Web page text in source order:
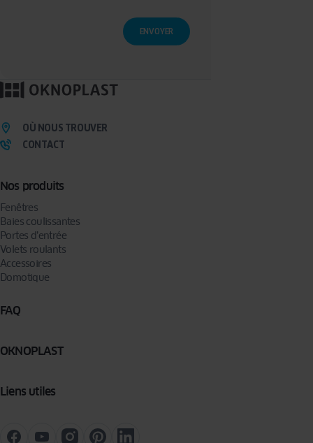
l’établissement de votre devis. Vous disposez d'un droit d'accès, de rectification, de
retrait de votre consentement ainsi que d'un droit à l'effacement, à la limitation du
traitement et à la portabilité que vous pouvez exercer en écrivant à l’adresse :
Nos produits
Fenêtres
Baies coulissantes
Portes d’entrée
Volets roulants
Accessoires
Domotique
FAQ
OKNOPLAST
Liens utiles
OÙ NOUS TROUVER
CONTACT